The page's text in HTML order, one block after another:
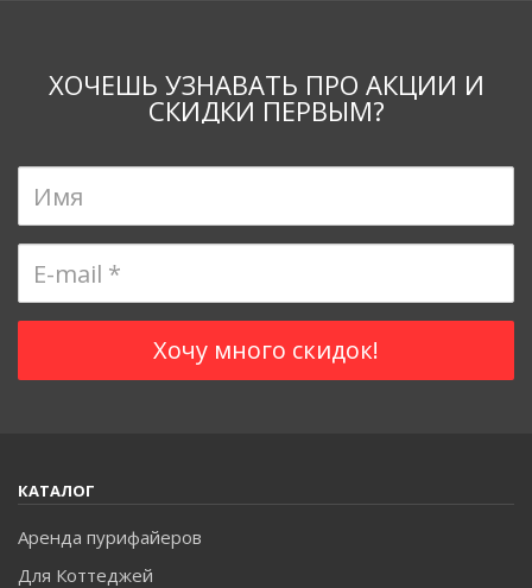
ХОЧЕШЬ УЗНАВАТЬ ПРО АКЦИИ И
СКИДКИ ПЕРВЫМ?
КАТАЛОГ
Аренда пурифайеров
Для Коттеджей